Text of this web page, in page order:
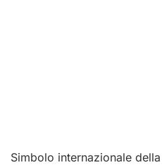
Simbolo internazionale